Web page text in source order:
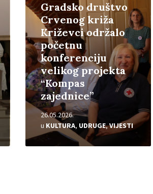
Gradsko društvo
Crvenog križa
Križevci održalo
početnu
konferenciju
velikog projekta
“Kompas
zajednice”
26.05.2026.
u KULTURA, UDRUGE,VIJESTI